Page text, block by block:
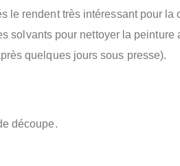
le rendent très intéressant pour la
solvants pour nettoyer la peinture
quelques jours sous presse).
découpe.